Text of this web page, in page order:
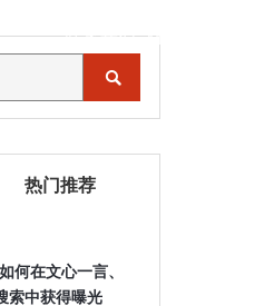
联系我们 MENU
热门推荐
何在文心一言、
索中获得曝光